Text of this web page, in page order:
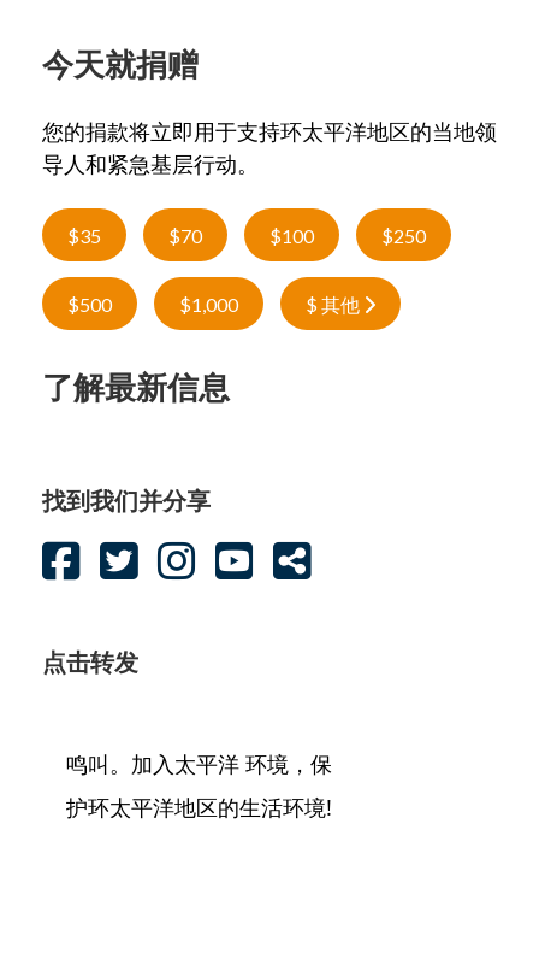
今天就捐赠
您的捐款将立即用于支持环太平洋地区的当地领
导人和紧急基层行动。
$35 $70 $100 $250
$500 $1,000 $ 其他
了解最新信息
找到我们并分享
点击转发
鸣叫。加入太平洋 环境，保
护环太平洋地区的生活环境!